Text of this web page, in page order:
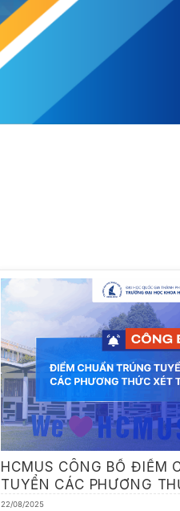
HCMUS CÔNG BỐ ĐIỂM
TUYỂN CÁC PHƯƠNG
NĂM 2025
22/08/2025